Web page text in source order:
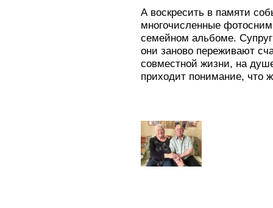
А воскресить в памяти
многочисленные
семейном альбоме.
они заново переживают
совместной жизни, на
приходит понимание, что